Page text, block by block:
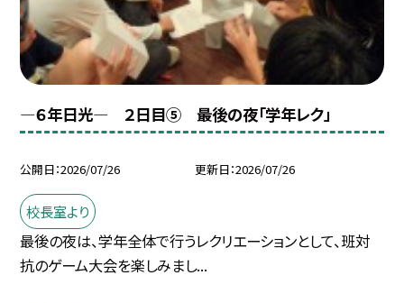
―６年日光― ２日目⑤ 最後の夜「学年レク」
公開日 2026/07/26 更新日 2026/07/26
校長室より
最後の夜は、学年全体で行うレクリエーションとして、班対
抗のゲーム大会を楽しみまし...